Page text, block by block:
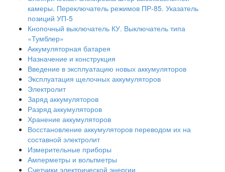
камеры. Переключатель режимов ПР-85. Указатель
позиций УП-5
Кнопочный выключатель КУ. Выключатель типа
«Тумблер»
Аккумуляторная батарея
Назначение и конструкция
Введение в эксплуатацию новых аккумуляторов
Эксплуатация щелочных аккумуляторов
Электролит
Заряд аккумуляторов
Разряд аккумуляторов
Хранение аккумуляторов
Восстановление аккумуляторов переводом их на
составной электролит
Измерительные приборы
Амперметры и вольтметры
Счетчики электрической энергии